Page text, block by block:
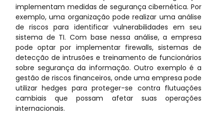
implementam medidas de segurança cibernética. Por
exemplo, uma organização pode realizar uma análise
de riscos para identificar vulnerabilidades em seu
sistema de TI. Com base nessa análise, a empresa
pode optar por implementar firewalls, sistemas de
detecção de intrusões e treinamento de funcionários
sobre segurança da informação. Outro exemplo é a
gestão de riscos financeiros, onde uma empresa pode
utilizar hedges para proteger-se contra flutuações
cambiais que possam afetar suas operações
internacionais.